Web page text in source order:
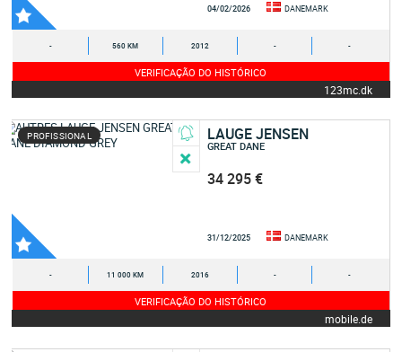
04/02/2026 DANEMARK
- 560 KM 2012 - -
VERIFICAÇÃO DO HISTÓRICO
123mc.dk
PROFISSIONAL LAUGE JENSEN
GREAT DANE
34 295 €
31/12/2025 DANEMARK
- 11 000 KM 2016 - -
VERIFICAÇÃO DO HISTÓRICO
mobile.de